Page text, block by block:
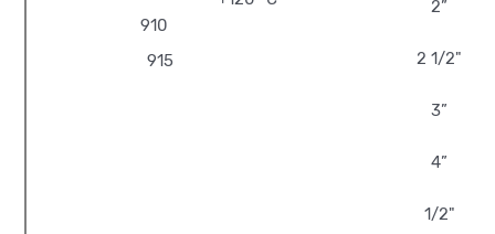
910
915
2”
2 1/2"
3”
4”
1/2"